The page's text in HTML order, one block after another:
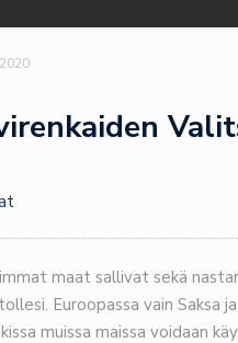
maat sallivat sekä
Euroopassa vain
muissa maissa voidaan